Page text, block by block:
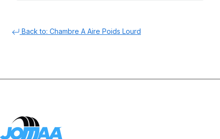
Back to: Chambre A Aire Poids Lourd